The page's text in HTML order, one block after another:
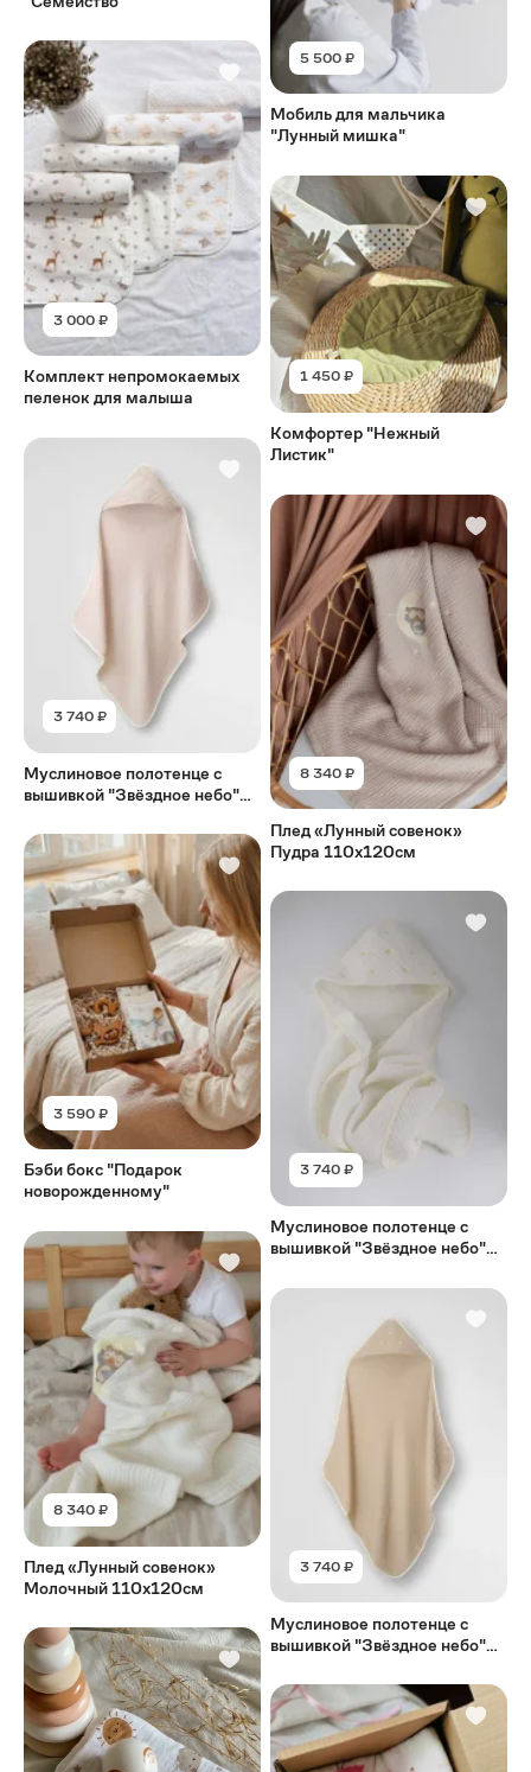
3 000 ₽
Комплект непромокаемых
пеленок для малыша
3 740 ₽
Муслиновое полотенце с
вышивкой "Звёздное небо"
3 590 ₽
Бэби бокс "Подарок
новорожденному"
8 340 ₽
Плед «Лунный совенок»
Молочный 110х120см
5 500 ₽
Мобиль для мальчика
"Лунный мишка"
1 450 ₽
Комфортер "Нежный
Листик"
8 340 ₽
Плед «Лунный совенок»
Пудра 110х120см
3 740 ₽
Муслиновое полотенце с
вышивкой "Звёздное небо"
3 740 ₽
Муслиновое полотенце с
вышивкой "Звёздное небо"